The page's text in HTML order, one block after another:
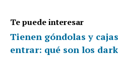
Te puede interesar
Tienen góndolas y
entrar: qué son los